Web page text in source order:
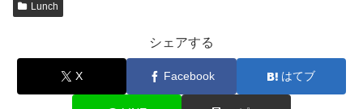
Lunch
シェアする
X Facebook はてブ